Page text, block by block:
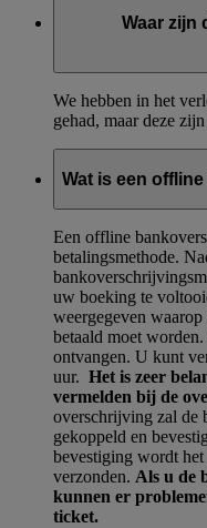
Waar zijn
We hebben in het
gehad, maar deze
Wat is een
Een offline
betalingsmethode.
uw boeking te
weergegeven
betaald moet
ontvangen. U kunt
uur. Het is zeer
vermelden bij de
overschrijving zal de
gekoppeld en
bevestiging wordt
verzonden. Als u de
kunnen er
ticket.